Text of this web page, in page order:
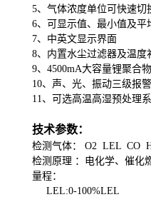
5、 气体浓度单位可快速切
6、
可显示值、最小值及平
7、 中英文显示界面
8、内置水尘过滤器及温度
9、4500mA大容量锂聚合
10、 声、光、振动三级报
11、
可选高温高湿预处理
技术参数：
检测气体：
O2 LEL CO
检测原理 ： 电化学、 催化
量程：
LEL:0-100%LEL